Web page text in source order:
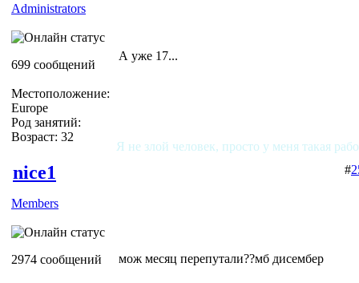
Administrators
699 сообщений
Местоположение:
Europe
Род занятий:
Возраст: 32
А уже 17...
Я не злой человек, просто у меня такая
nice1
Members
2974 сообщений
#
мож месяц перепутали??мб дисембер